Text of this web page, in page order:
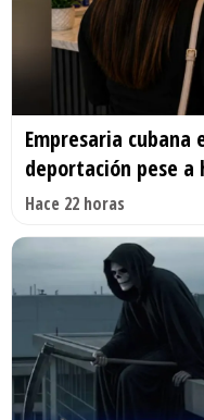
Empresaria cubana
deportación pese a
Hace 22 horas